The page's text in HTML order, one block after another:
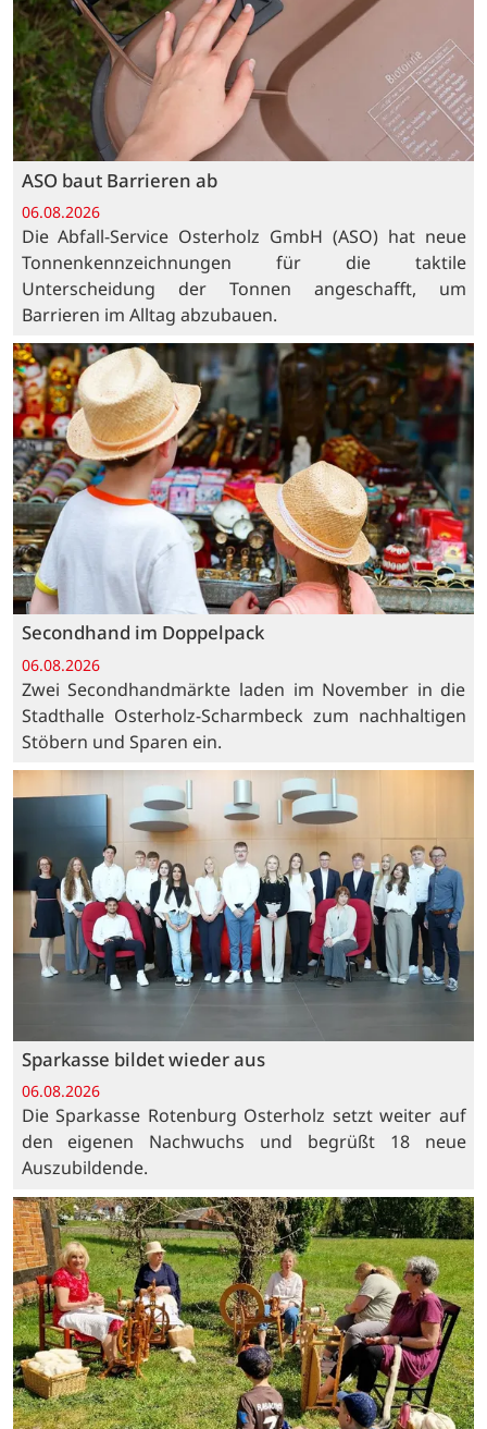
ASO baut Barrieren ab
06.08.2026
Die Abfall-Service Osterholz GmbH (ASO) hat neue
Tonnenkennzeichnungen für die taktile
Unterscheidung der Tonnen angeschafft, um
Barrieren im Alltag abzubauen.
Secondhand im Doppelpack
06.08.2026
Zwei Secondhandmärkte laden im November in die
Stadthalle Osterholz-Scharmbeck zum nachhaltigen
Stöbern und Sparen ein.
Sparkasse bildet wieder aus
06.08.2026
Die Sparkasse Rotenburg Osterholz setzt weiter auf
den eigenen Nachwuchs und begrüßt 18 neue
Auszubildende.